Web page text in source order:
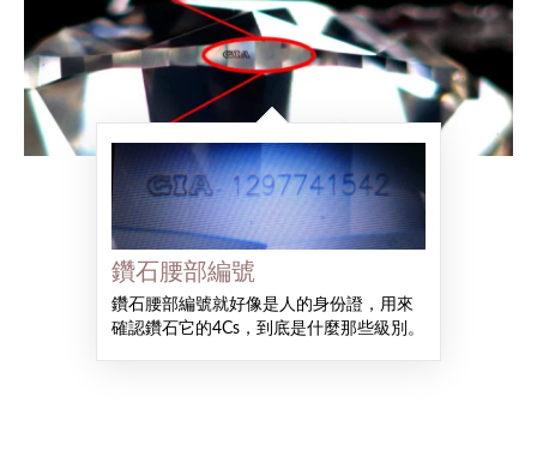
鑽石腰部編號
鑽石腰部編號就好像是人的身份證，用來
確認鑽石它的4Cs，到底是什麼那些級別。